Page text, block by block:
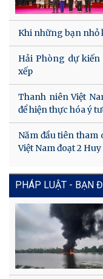
Khi những bạn nhỏ
Hải Phòng dự
xếp
Thanh niên Việt
để hiện thực hóa ý
Năm đầu tiên tham
Việt Nam đoạt 2
PHÁP LUẬT - BẠN